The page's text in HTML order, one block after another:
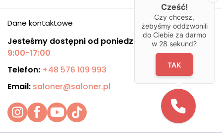
Dane kontaktowe
Jesteśmy dostępni od poniedziałku do piątku:
9:00-17:00
Telefon: +48 576 109 993
Email: saloner@saloner.pl
Cześć!
Czy chcesz,
żebyśmy oddzwonili
do Ciebie za darmo
w 28 sekund?
TAK